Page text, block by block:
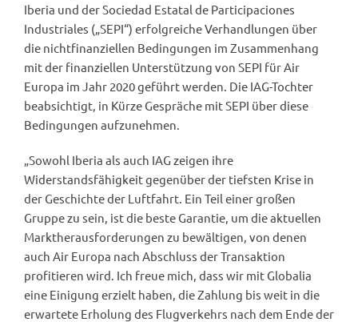
Iberia und der Sociedad Estatal de Participaciones
Industriales („SEPI“) erfolgreiche Verhandlungen über
die nichtfinanziellen Bedingungen im Zusammenhang
mit der finanziellen Unterstützung von SEPI für Air
Europa im Jahr 2020 geführt werden. Die IAG-Tochter
beabsichtigt, in Kürze Gespräche mit SEPI über diese
Bedingungen aufzunehmen.
„Sowohl Iberia als auch IAG zeigen ihre
Widerstandsfähigkeit gegenüber der tiefsten Krise in
der Geschichte der Luftfahrt. Ein Teil einer großen
Gruppe zu sein, ist die beste Garantie, um die aktuellen
Marktherausforderungen zu bewältigen, von denen
auch Air Europa nach Abschluss der Transaktion
profitieren wird. Ich freue mich, dass wir mit Globalia
eine Einigung erzielt haben, die Zahlung bis weit in die
erwartete Erholung des Flugverkehrs nach dem Ende der